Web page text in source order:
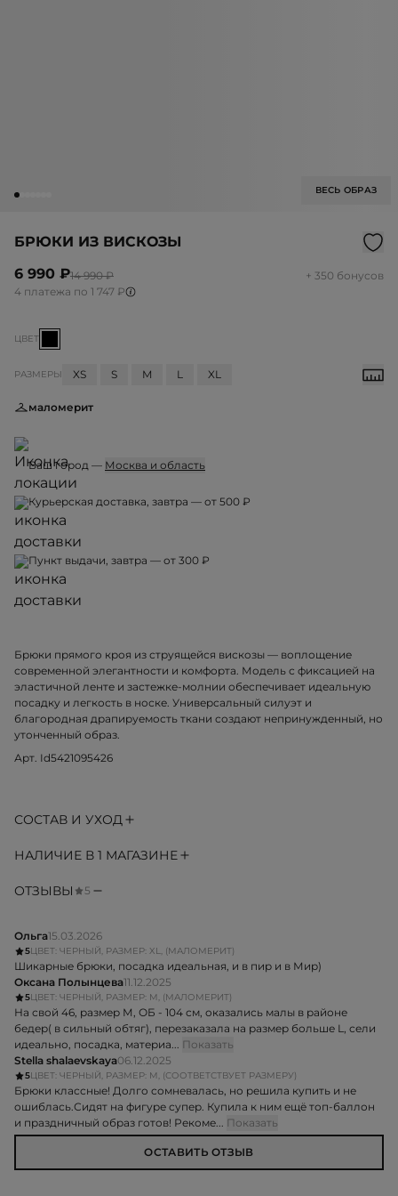
ВЕСЬ ОБРАЗ
БРЮКИ ИЗ ВИСКОЗЫ
6 990 ₽14 990 ₽
+ 350 бонусов
4 платежа по 1 747 ₽
ЦВЕТ
РАЗМЕРЫ XS S M L XL
маломерит
Ваш город — Москва и область
Курьерская доставка, завтра — от 500 ₽
Пункт выдачи, завтра — от 300 ₽
Брюки прямого кроя из струящейся вискозы — воплощение
современной элегантности и комфорта. Модель с фиксацией на
эластичной ленте и застежке-молнии обеспечивает идеальную
посадку и легкость в носке. Универсальный силуэт и
благородная драпируемость ткани создают непринужденный, но
утонченный образ.
Арт. Id5421095426
СОСТАВ И УХОД
НАЛИЧИЕ В 1 МАГАЗИНЕ
ОТЗЫВЫ 5
Ольга15.03.2026
5ЦВЕТ: ЧЕРНЫЙ, РАЗМЕР: XL, (МАЛОМЕРИТ)
Шикарные брюки, посадка идеальная, и в пир и в Мир)
Оксана Полынцева11.12.2025
5ЦВЕТ: ЧЕРНЫЙ, РАЗМЕР: M, (МАЛОМЕРИТ)
На свой 46, размер М, ОБ - 104 см, оказались малы в районе
бедер( в сильный обтяг), перезаказала на размер больше L, сели
идеально, посадка, материа... Показать
Stella shalaevskaya06.12.2025
5ЦВЕТ: ЧЕРНЫЙ, РАЗМЕР: M, (СООТВЕТСТВУЕТ РАЗМЕРУ)
Брюки классные! Долго сомневалась, но решила купить и не
ошиблась.Сидят на фигуре супер. Купила к ним ещё топ-баллон
и праздничный образ готов! Рекоме... Показать
ОСТАВИТЬ ОТЗЫВ